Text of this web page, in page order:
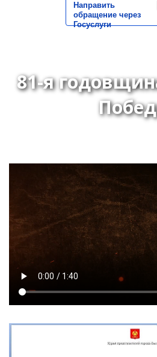
Направить
обращение через
Госуслуги
81-я